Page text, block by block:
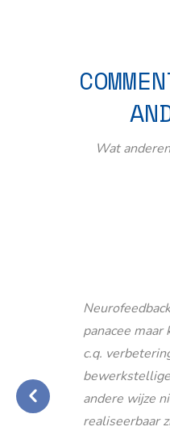
Wat
panacee maar
c.q.
andere wijze
realiseerbaar